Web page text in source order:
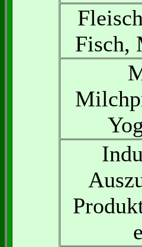
Fisch,